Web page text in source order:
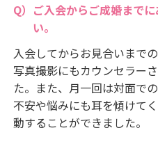
ご入会からご成婚まで
い。
入会してからお見合いまで
写真撮影にもカウンセラー
た。また、月一回は対面で
不安や悩みにも耳を傾けて
動することができました。